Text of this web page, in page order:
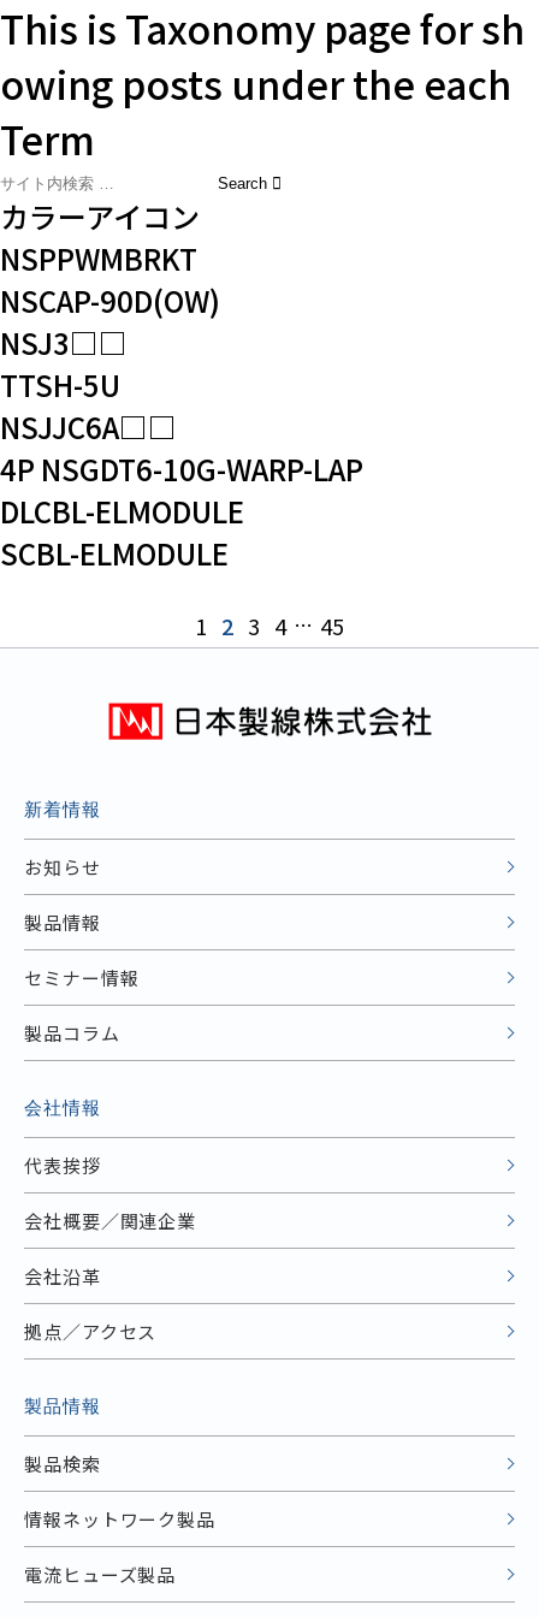
This is Taxonomy page for sh
owing posts under the each
Term
カラーアイコン
NSPPWMBRKT
NSCAP-90D(OW)
NSJ3□□
TTSH-5U
NSJJC6A□□
4P NSGDT6-10G-WARP-LAP
DLCBL-ELMODULE
SCBL-ELMODULE
1 2 3 4 … 45
新着情報
お知らせ
製品情報
セミナー情報
製品コラム
会社情報
代表挨拶
会社概要／関連企業
会社沿革
拠点／アクセス
製品情報
製品検索
情報ネットワーク製品
電流ヒューズ製品